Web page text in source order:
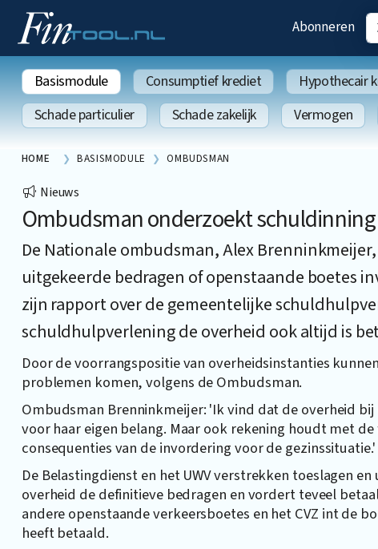
Abonneren
Basismodule Consumptief krediet Hypothecair
Schade particulier
Schade zakelijk Vermogen
HOME BASISMODULE OMBUDSMAN
Nieuws
Ombudsman onderzoekt
De Nationale ombudsman, Alex
uitgekeerde bedragen of openstaande boetes
zijn rapport over de gemeentelijke
schuldhulpverlening de overheid ook altijd is
Door de voorrangspositie van overheidsinstanties
problemen komen, volgens de Ombudsman.
Ombudsman Brenninkmeijer: 'Ik vind dat de overheid
voor haar eigen belang. Maar ook rekening houdt met
consequenties van de invordering voor de gezinssituatie.'
De Belastingdienst en het UWV verstrekken toeslagen
overheid de definitieve bedragen en vordert teveel
andere openstaande verkeersboetes en het CVZ int de
heeft betaald.